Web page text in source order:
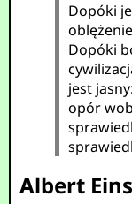
Dopóki
Dopóki
jest
opór
Albert